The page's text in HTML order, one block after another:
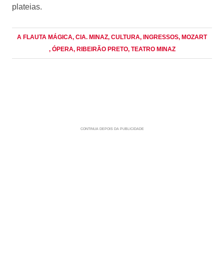
plateias.
A FLAUTA MÁGICA, CIA. MINAZ, CULTURA, INGRESSOS, MOZART
, ÓPERA, RIBEIRÃO PRETO, TEATRO MINAZ